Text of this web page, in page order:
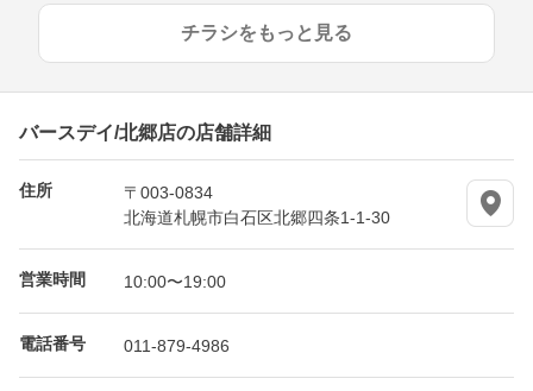
チラシをもっと見る
バースデイ/北郷店の店舗詳細
住所
〒003-0834
北海道札幌市白石区北郷四条1-1-30
営業時間 10:00〜19:00
電話番号 011-879-4986